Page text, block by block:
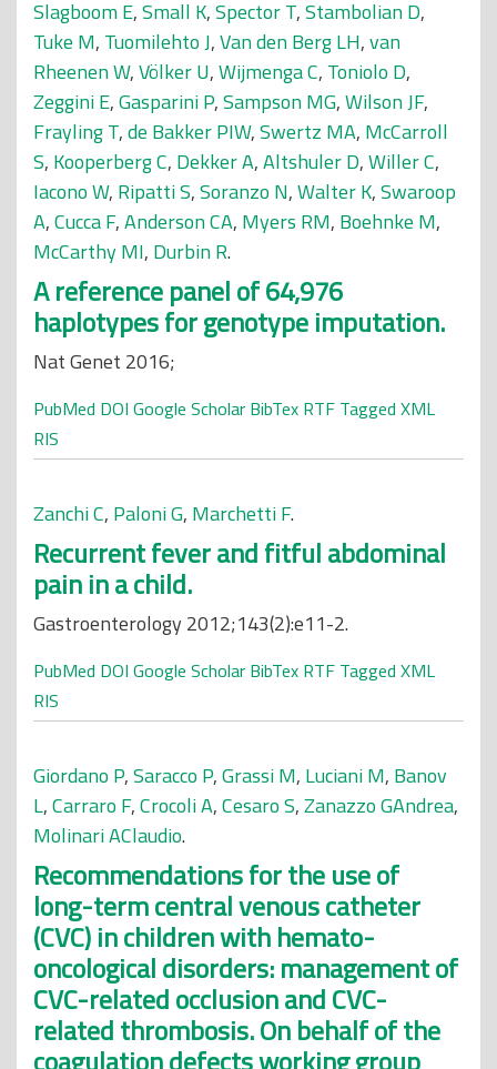
Slagboom E,Small K,Spector T,Stambolian D,
Tuke M, Tuomilehto J,Van den Berg LH,van
Rheenen W,Völker U,Wijmenga C, Toniolo D,
Zeggini E,Gasparini P,Sampson MG,Wilson JF,
Frayling T,de Bakker PIW,Swertz MA, McCarroll
S, Kooperberg C, Dekker A,Altshuler D,Willer C,
Iacono W, Ripatti S,Soranzo N,Walter K,Swaroop
A,Cucca F,Anderson CA, Myers RM, Boehnke M,
McCarthy MI, Durbin R.
A reference panel of 64,976
haplotypes for genotype imputation.
Nat Genet 2016;
PubMed DOI Google Scholar BibTex RTF Tagged XML
RIS
Zanchi C, Paloni G, Marchetti F.
Recurrent fever and fitful abdominal
pain in a child.
Gastroenterology 2012;143(2):e11-2.
PubMed DOI Google Scholar BibTex RTF Tagged XML
RIS
Giordano P,Saracco P,Grassi M, Luciani M, Banov
L,Carraro F,Crocoli A,Cesaro S,Zanazzo GAndrea,
Molinari AClaudio.
Recommendations for the use of
long-term central venous catheter
(CVC) in children with hemato-
oncological disorders: management of
CVC-related occlusion and CVC-
related thrombosis. On behalf of the